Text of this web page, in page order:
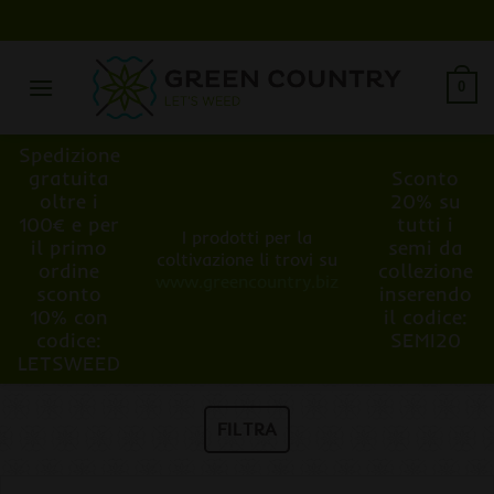
ai
Spedizione
gratuita
oltre i
100€ e per
il primo
ordine
sconto
10% con
codice:
LETSWEED
I prodotti per la
coltivazione li trovi su
Sconto
20% su
tutti i
semi da
collezione
inserendo
il codice:
SEMI20